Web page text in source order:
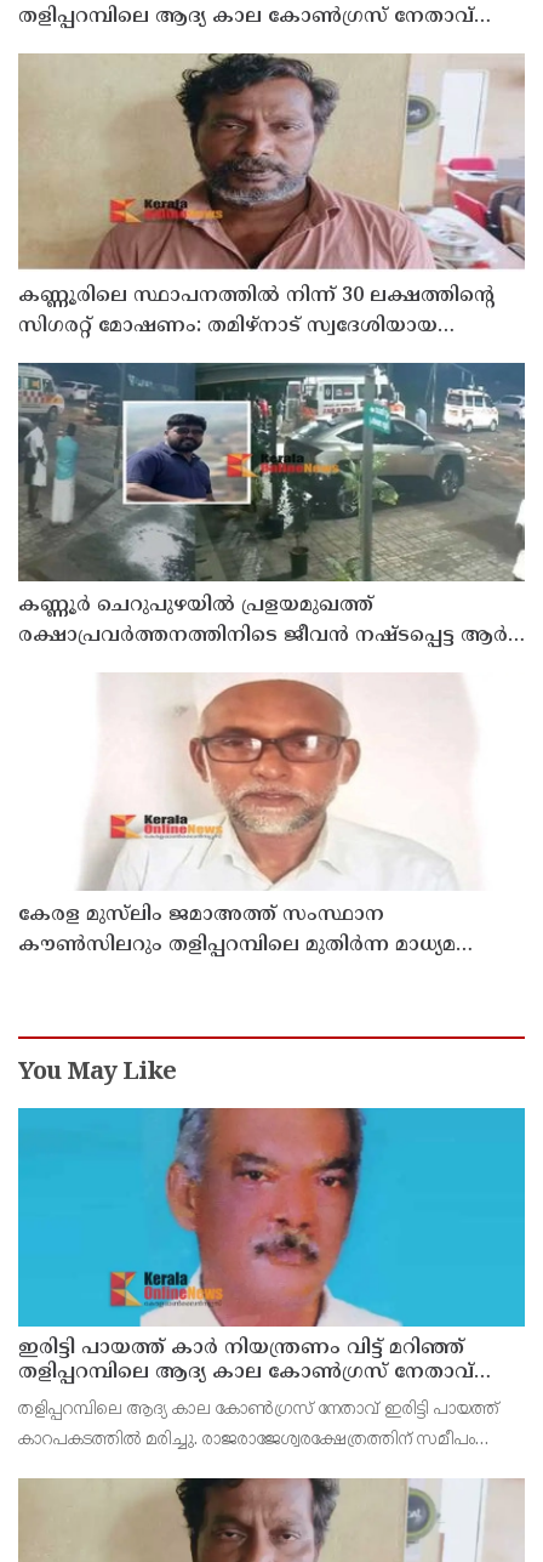
തളിപ്പറമ്പിലെ ആദ്യ കാല കോണ്‍ഗ്രസ് നേതാവ്
കണ്ണൂരിലെ സ്ഥാപനത്തിൽ നിന്ന് 30 ലക്ഷത്തിന്റെ
സിഗരറ്റ് മോഷണം: തമിഴ്‌നാട് സ്വദേശിയായ
കണ്ണൂർ ചെറുപുഴയിൽ പ്രളയമുഖത്ത്
രക്ഷാപ്രവർത്തനത്തിനിടെ ജീവൻ നഷ്ടപ്പെട്ട ആർ.
കാണിച്ചതായി ആരോപണം
കേരള മുസ്‌ലിം ജമാഅത്ത് സംസ്ഥാന
കൗൺസിലറും തളിപ്പറമ്പിലെ മുതിർന്ന മാധ്യമ
You May Like
ഇരിട്ടി പായത്ത് കാർ നിയന്ത്രണം വിട്ട് മറിഞ്ഞ്
തളിപ്പറമ്പിലെ ആദ്യ കാല കോണ്‍ഗ്രസ് നേതാവ്
മരിച്ചു
തളിപ്പറമ്പിലെ ആദ്യ കാല കോണ്‍ഗ്രസ് നേതാവ് ഇരിട്ടി പായത്ത്
കാറപകടത്തില്‍ മരിച്ചു. രാജരാജേശ്വരക്ഷേത്രത്തിന് സമീപം